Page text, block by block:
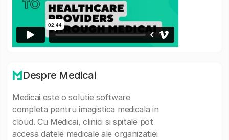
Despre Medicai
Medicai este o solutie software
completa pentru imagistica medicala in
cloud. Cu Medicai, clinici si spitale pot
accesa datele medicale ale organizatiei